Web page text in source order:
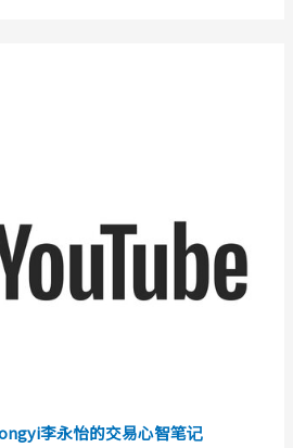
李永怡的交易心智笔记